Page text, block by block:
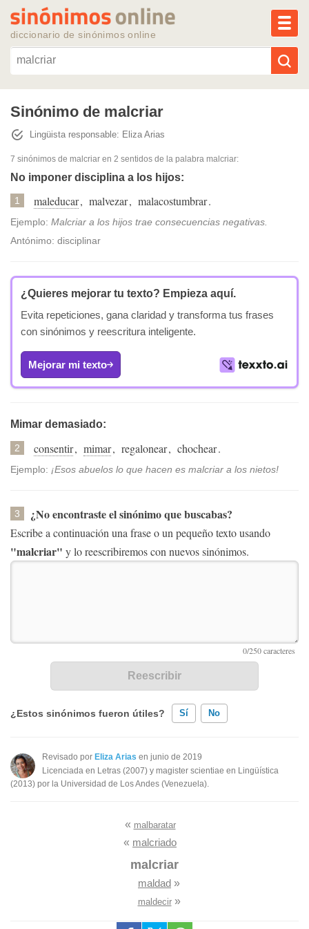
diccionario de sinónimos online
Reescribir texto con IA
Sinónimos populares
Temas populares
Sinónimo de malcriar
Lingüista responsable: Eliza Arias
7 sinónimos de malcriar en 2 sentidos de la palabra malcriar:
No imponer disciplina a los hijos:
1 maleducar, malvezar, malacostumbrar.
Ejemplo: Malcriar a los hijos trae consecuencias negativas.
Antónimo: disciplinar
¿Quieres mejorar tu texto? Empieza aquí.
Evita repeticiones, gana claridad y transforma tus frases
con sinónimos y reescritura inteligente.
Mejorar mi texto
Mimar demasiado:
2 consentir, mimar, regalonear, chochear.
Ejemplo: ¡Esos abuelos lo que hacen es malcriar a los nietos!
3 ¿No encontraste el sinónimo que buscabas?
Escribe a continuación una frase o un pequeño texto usando
"malcriar" y lo reescribiremos con nuevos sinónimos.
¿Estos sinónimos fueron útiles? Sí No
Existen sinónimos incorrectos
Ninguno de los sinónimos presentados me ayudó
Revisado por Eliza Arias en junio de 2019
Licenciada en Letras (2007) y magister scientiae en Lingüística
(2013) por la Universidad de Los Andes (Venezuela).
« malbaratar
« malcriado
malcriar
maldad »
maldecir»